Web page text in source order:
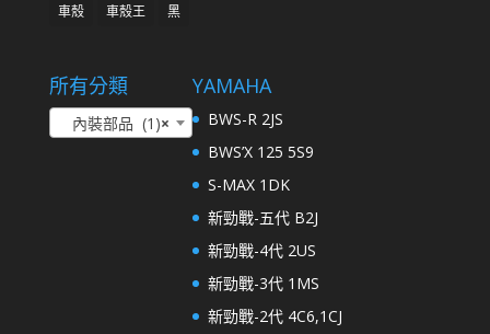
車殼
車殼王 黑
所有分類
×
內裝部品 (1)
YAMAHA
BWS-R 2JS
BWS’X 125 5S9
S-MAX 1DK
新勁戰-五代 B2J
新勁戰-4代 2US
新勁戰-3代 1MS
新勁戰-2代 4C6,1CJ